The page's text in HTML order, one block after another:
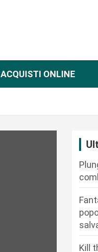
ACQUISTI ONLINE
Kill